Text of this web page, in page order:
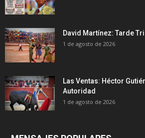
David Martínez: Tarde
1 de agosto de 2026
Las Ventas: Héctor
Autoridad
1 de agosto de 2026